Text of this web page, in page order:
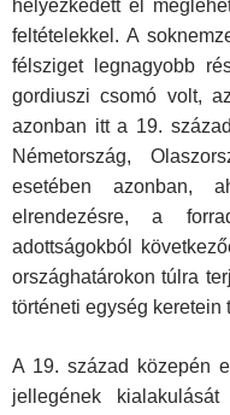
helyezkedett el
feltételekkel. A
félsziget legnagyobb
gordiuszi csomó volt,
azonban itt a 19.
Németország,
esetében azonban,
elrendezésre, a
adottságokból
országhatárokon túlra
történeti egység keretein
A 19. század közepén
jellegének